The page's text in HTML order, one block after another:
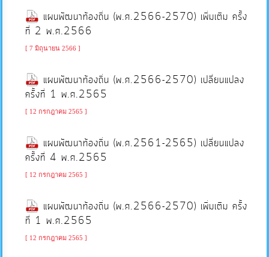
การ
บริหาร
และ
ทรัพยากร
บุคคล
ส่ง
เสริม
ความ
โปร่งใส
การ
แผนพัฒนาท้องถิ่น (พ.ศ.2566-2570) เพิ่มเติม ครั้ง
ที่ 2 พ.ศ.2566
[ 7 มิถุนายน 2566 ]
แผนพัฒนาท้องถิ่น (พ.ศ.2566-2570) เปลี่ยนแปลง
ครั้งที่ 1 พ.ศ.2565
[ 12 กรกฎาคม 2565 ]
แผนพัฒนาท้องถิ่น (พ.ศ.2561-2565) เปลี่ยนแปลง
ครั้งที่ 4 พ.ศ.2565
[ 12 กรกฎาคม 2565 ]
แผนพัฒนาท้องถิ่น (พ.ศ.2566-2570) เพิ่มเติม ครั้ง
ที่ 1 พ.ศ.2565
[ 12 กรกฎาคม 2565 ]